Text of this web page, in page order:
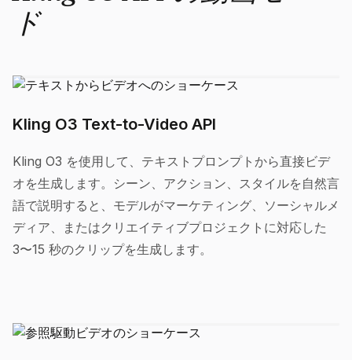
ド
Kling O3 Text-to-Video API
Kling O3 を使用して、テキストプロンプトから直接ビデ
オを生成します。シーン、アクション、スタイルを自然言
語で説明すると、モデルがマーケティング、ソーシャルメ
ディア、またはクリエイティブプロジェクトに対応した
3〜15 秒のクリップを生成します。